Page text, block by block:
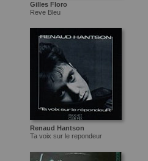
Gilles Floro
Reve Bleu
Renaud Hantson
Ta voix sur le repondeur